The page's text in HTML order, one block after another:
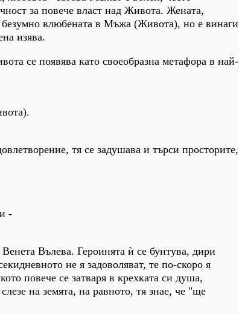
за повече власт над Живота. Жената,
влюбената в Мъжа (Живота), но е винаги
изява.
се появява като своеобразна метафора в най-
тя се задушава и търси просторите,
-
Вълева. Героинята ѝ се бунтува, дири
не я задоволяват, те по-скоро я
повече се затваря в крехката си душа,
на земята, на равното, тя знае, че "ще